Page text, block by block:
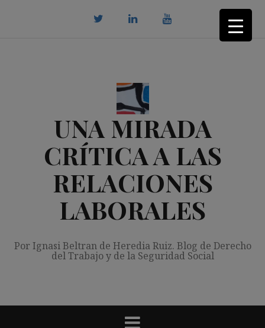
UNA MIRADA
CRÍTICA A LAS
RELACIONES
LABORALES
Por Ignasi Beltran de Heredia Ruiz. Blog de Derecho
del Trabajo y de la Seguridad Social